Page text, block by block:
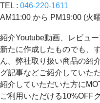
TEL : 046-220-1611
AM11:00 から PM19:00 (火
紹介Youtube動画、レビュ
新たに作成したものでも、
ん。弊社取り扱い商品の紹
グ記事などご紹介していた
紹介していただいた方に
ご利用いただける10%OFF